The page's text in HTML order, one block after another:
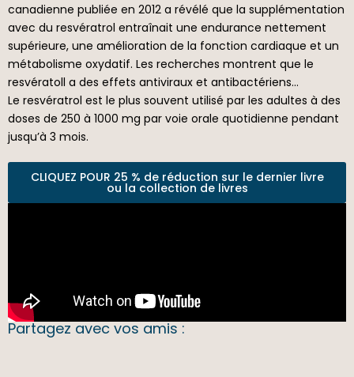
canadienne publiée en 2012 a révélé que la supplémentation
avec du resvératrol entraînait une endurance nettement
supérieure, une amélioration de la fonction cardiaque et un
métabolisme oxydatif. Les recherches montrent que le
resvératoll a des effets antiviraux et antibactériens…
Le resvératrol est le plus souvent utilisé par les adultes à des
doses de 250 à 1000 mg par voie orale quotidienne pendant
jusqu’à 3 mois.
CLIQUEZ POUR 25 % de réduction sur le dernier livre
ou la collection de livres
Partagez avec vos amis :